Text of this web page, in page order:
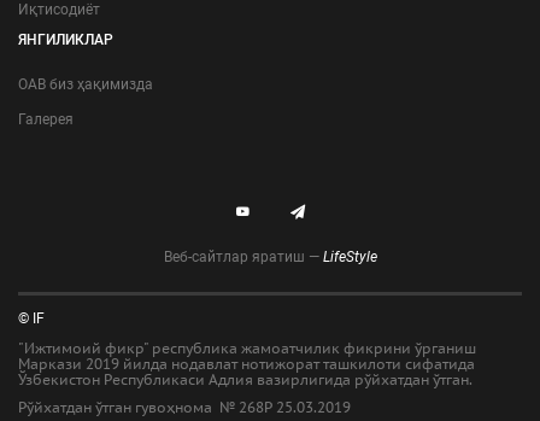
Иқтисодиёт
ЯНГИЛИКЛАР
ОАВ биз ҳақимизда
Галерея
Веб-сайтлар яратиш — LifeStyle
© IF
"Ижтимоий фикр" республика жамоатчилик фикрини ўрганиш
Маркази 2019 йилда нодавлат нотижорат ташкилоти сифатида
Ўзбекистон Республикаси Адлия вазирлигида рўйхатдан ўтган.
Рўйхатдан ўтган гувоҳнома № 268Р 25.03.2019